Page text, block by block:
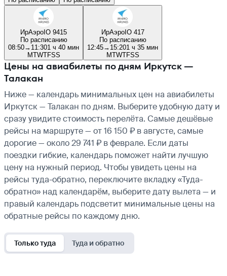
ИрАэроIO 9415
По расписанию
08:50→ 11:301 ч 40 мин
MTWTFSS
ИрАэроIO 417
По расписанию
12:45→ 15:201 ч 35 мин
MTWTFSS
Цены на авиабилеты по дням Иркутск —
Талакан
Ниже — календарь минимальных цен на авиабилеты
Иркутск — Талакан по дням. Выберите удобную дату и
сразу увидите стоимость перелёта. Самые дешёвые
рейсы на маршруте — от 16 150 ₽ в августе, самые
дорогие — около 29 741 ₽ в феврале. Если даты
поездки гибкие, календарь поможет найти лучшую
цену на нужный период. Чтобы увидеть цены на
рейсы туда-обратно, переключите вкладку «Туда-
обратно» над календарём, выберите дату вылета — и
правый календарь подсветит минимальные цены на
обратные рейсы по каждому дню.
Только туда Туда и обратно